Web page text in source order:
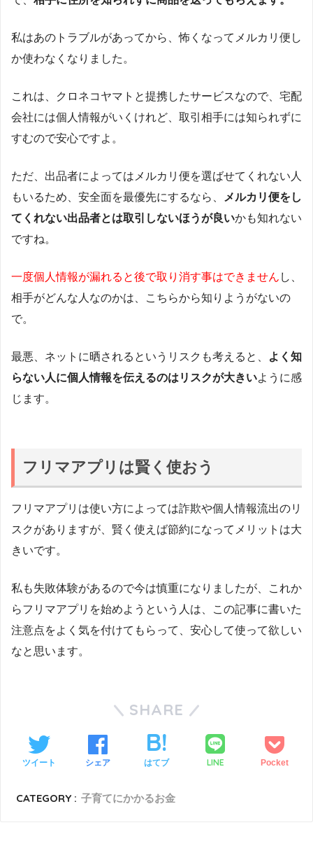
私はあのトラブルがあってから、怖くなってメルカリ便し
か使わなくなりました。
これは、クロネコヤマトと提携したサービスなので、宅配
会社には個人情報がいくけれど、取引相手には知られずに
すむので安心ですよ。
ただ、出品者によってはメルカリ便を選ばせてくれない人
もいるため、安全面を最優先にするなら、
メルカリ便をし
てくれない出品者とは取引しないほうが良いかも知れない
ですね。
一度個人情報が漏れると後で取り消す事はできません し、
相手がどんな人なのかは、こちらから知りようがないの
で。
最悪、ネットに晒されるというリスクも考えると、
よく知
らない人に個人情報を伝えるのはリスクが大きいように感
じます。
フリマアプリは賢く使おう
フリマアプリは使い方によっては詐欺や個人情報流出のリ
スクがありますが、賢く使えば節約になってメリットは大
きいです。
私も失敗体験があるので今は慎重になりましたが、これか
らフリマアプリを始めようという人は、この記事に書いた
注意点をよく気を付けてもらって、安心して使って欲しい
なと思います。
SHARE
ツイート シェア はてブ LINE Pocket
CATEGORY : 子育てにかかるお金